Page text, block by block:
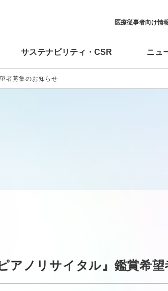
サステナビリティ・CSR ニュ
医療従事者向け情
者募集のお知らせ
アノリサイタル』鑑賞希